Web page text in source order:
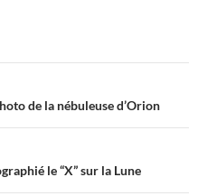
de la nébuleuse d’Orion
le “X” sur la Lune